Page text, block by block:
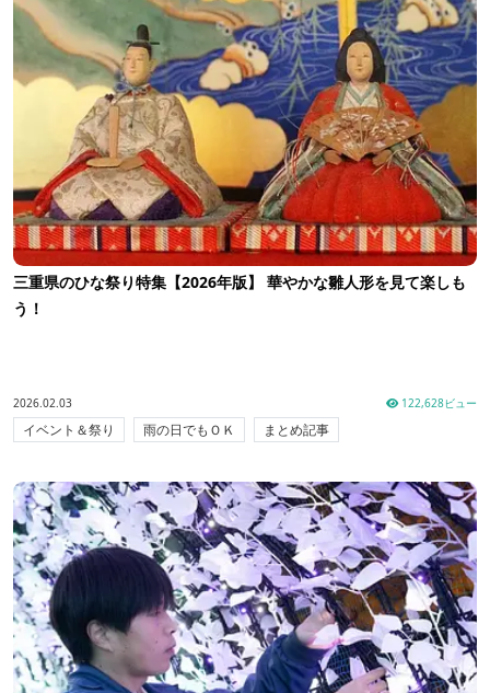
三重県のひな祭り特集【2026年版】 華やかな雛人形を見て楽しも
う！
2026.02.03 122,628ビュー
イベント＆祭り 雨の日でもＯＫ まとめ記事